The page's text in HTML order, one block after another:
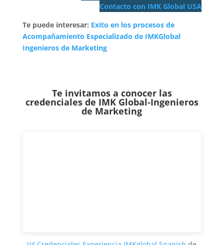
Contacto con IMK Global USA
Te puede interesar: Exito en los procesos de
Acompañamiento Especializado de IMKGlobal
Ingenieros de Marketing
Te invitamos a conocer las
credenciales de IMK Global-Ingenieros
de Marketing